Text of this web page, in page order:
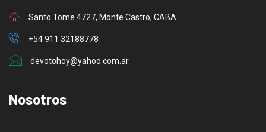
Santo Tome 4727, Monte Castro, CABA
+54 911 32188778
devotohoy@yahoo.com.ar
Nosotros